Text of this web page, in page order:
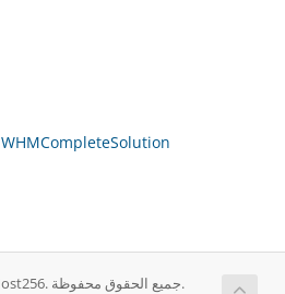
WHMCompleteSolution
حقوق الطبع والنشر © 2026 Host256. جميع الحقوق محفوظة.